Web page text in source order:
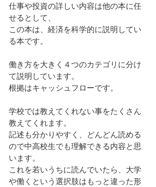
仕事や投資の詳しい内容は他の本に任
せるとして、
この本は、経済を科学的に説明してい
る本です。
働き方を大きく４つのカテゴリに分け
て説明しています。
根拠はキャッシュフローです。
学校では教えてくれない事をたくさん
教えてくれます。
記述も分かりやすく、どんどん読める
ので中高校生でも理解できる内容と思
います。
これを若いうちに読んでいたら、大学
や働くという選択肢はもっと違った形